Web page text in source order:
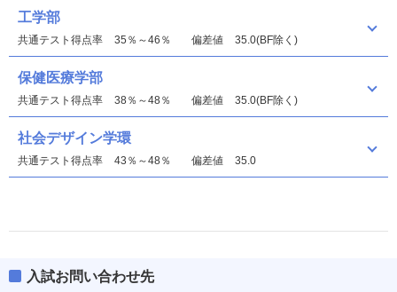
工学部
共通テスト得点率 35％～46％ 偏差値 35.0(BF除く)
保健医療学部
共通テスト得点率 38％～48％ 偏差値 35.0(BF除く)
社会デザイン学環
共通テスト得点率 43％～48％ 偏差値 35.0
入試お問い合わせ先